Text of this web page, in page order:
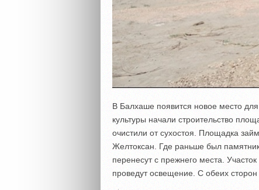
В Балхаше появится новое место
культуры начали строительство
очистили от сухостоя. Площадка
Желтоксан. Где раньше был
перенесут с прежнего места.
проведут освещение. С обеих